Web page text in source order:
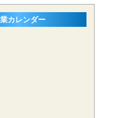
カレンダー